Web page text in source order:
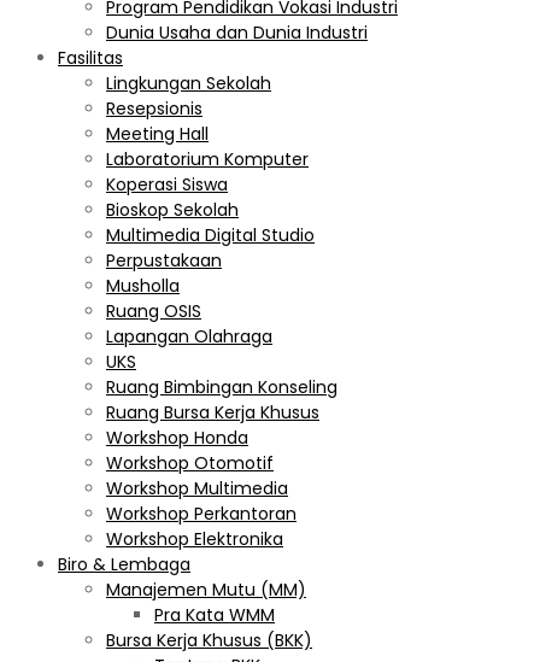
Program Pendidikan Vokasi Industri
Dunia Usaha dan Dunia Industri
Fasilitas
Lingkungan Sekolah
Resepsionis
Meeting Hall
Laboratorium Komputer
Koperasi Siswa
Bioskop Sekolah
Multimedia Digital Studio
Perpustakaan
Musholla
Ruang OSIS
Lapangan Olahraga
UKS
Ruang Bimbingan Konseling
Ruang Bursa Kerja Khusus
Workshop Honda
Workshop Otomotif
Workshop Multimedia
Workshop Perkantoran
Workshop Elektronika
Biro & Lembaga
Manajemen Mutu (MM)
Pra Kata WMM
Bursa Kerja Khusus (BKK)